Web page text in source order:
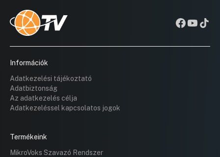
Információk
Adatkezelési tájékoztató
Adatbiztonság
Az adatkezelés célja
Adatkezeléssel kapcsolatos jogok
Termékeink
MikroVoks Szavazó Rendszer